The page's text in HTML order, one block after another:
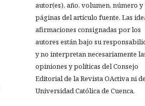
autor(es), año, volumen, número y
páginas del artículo fuente. Las
afirmaciones consignadas por los
autores están bajo su
y no interpretan necesariamente
opiniones y políticas del Consejo
Editorial de la Revista OActiva ni
Universidad Católica de Cuenca.